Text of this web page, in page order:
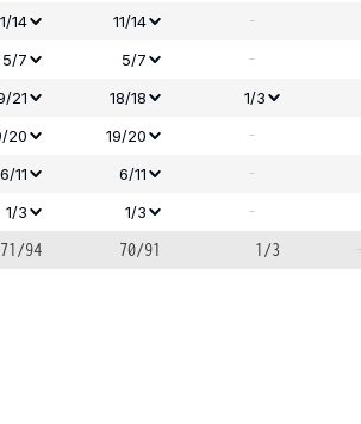
14 11/14 -
5/7 5/7 -
21 18/18
1/3
20 19/20 -
6/11 6/11 -
1/3 1/3
-
71/94 70/91 1/3